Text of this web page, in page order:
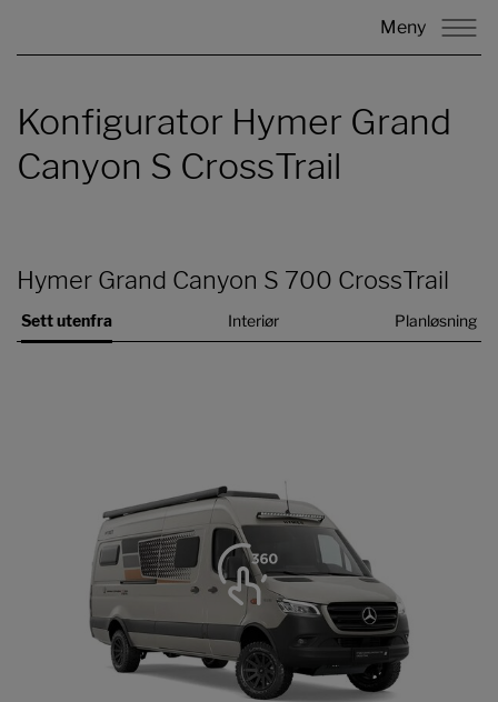
Meny
Konfigurator Hymer Grand
Canyon S CrossTrail
Hymer Grand Canyon S 700 CrossTrail
Sett utenfra Interiør Planløsning